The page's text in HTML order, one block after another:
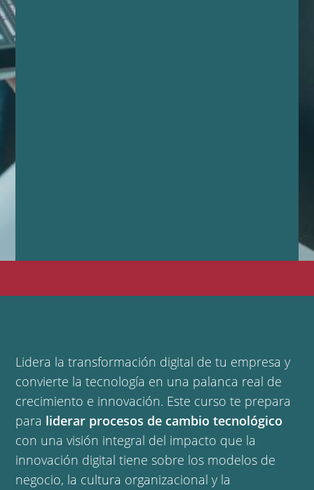
Lidera la transformación digital de tu empresa y
convierte la tecnología en una palanca real de
crecimiento e innovación. Este curso te prepara
para liderar procesos de cambio tecnológico
con una visión integral del impacto que la
innovación digital tiene sobre los modelos de
negocio, la cultura organizacional y la